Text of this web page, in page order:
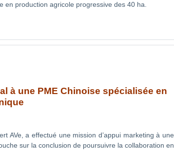
en production agricole progressive des 40 ha.
à une PME Chinoise spécialisée en
AVe, a effectué une mission d’appui marketing à une
sur la conclusion de poursuivre la collaboration en